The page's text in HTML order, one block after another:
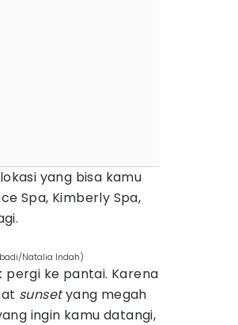
yang bisa kamu
Spa, Kimberly Spa,
Natalia Indah)
ke pantai. Karena
sunsetyang megah
ingin kamu datangi,